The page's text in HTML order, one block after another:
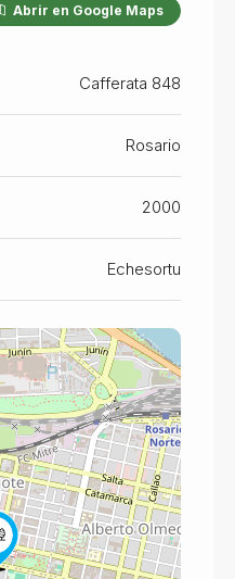
Abrir en Google Maps
Cafferata 848
Rosario
2000
Echesortu